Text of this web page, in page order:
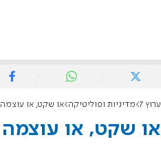
ערוץ 7 מדיניות ופוליטיקה או שקט, או עוצמה
או שקט, או עוצמה